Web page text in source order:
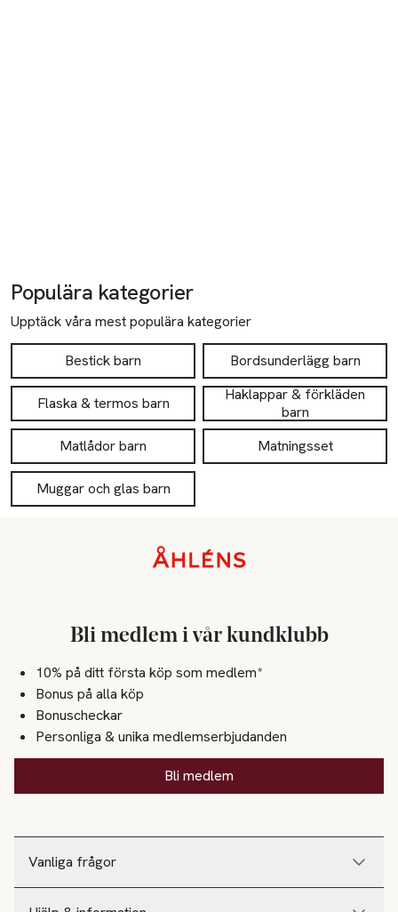
Populära kategorier
Upptäck våra mest populära kategorier
Bestick barn Bordsunderlägg barn
Flaska & termos barn
Haklappar & förkläden
barn
Matlådor barn
Matningsset
Muggar och glas barn
Vanliga frågor
Bli medlem i vår kundklubb
10% på ditt första köp som medlem*
Bonus på alla köp
Bonuscheckar
Personliga & unika medlemserbjudanden
Bli medlem